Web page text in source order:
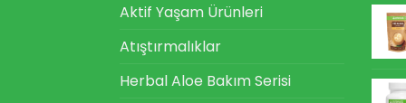
Aktif Yaşam Ürünleri
Atıştırmalıklar
Herbal Aloe Bakım Serisi